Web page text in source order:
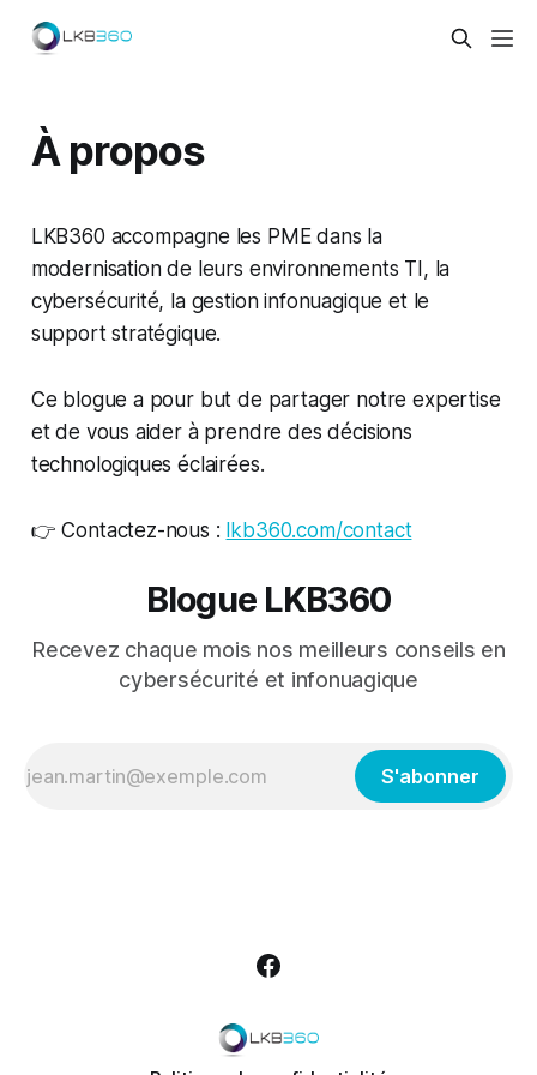
À propos
LKB360 accompagne les PME dans la
modernisation de leurs environnements TI, la
cybersécurité, la gestion infonuagique et le
support stratégique.
Ce blogue a pour but de partager notre expertise
et de vous aider à prendre des décisions
technologiques éclairées.
👉 Contactez-nous : lkb360.com/contact
Blogue LKB360
Recevez chaque mois nos meilleurs conseils en
cybersécurité et infonuagique
S'abonner